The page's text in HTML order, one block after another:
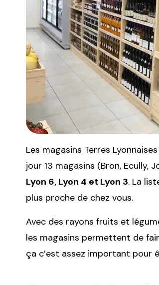
Les magasins Terres Lyonnaises
jour 13 magasins (Bron, Ecully,
Lyon 6, Lyon 4 et Lyon 3. La
plus proche de chez vous.
Avec des rayons fruits et
les magasins permettent de
ça c’est assez important pour